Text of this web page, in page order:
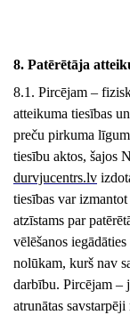
8. Patērētāja
8.1. Pircējam –
atteikuma tiesības
preču pirkuma
tiesību aktos, šajos
durvjucentrs.lv
tiesības var
atzīstams par
vēlēšanos
nolūkam, kurš nav
darbību. Pircējam –
atrunātas